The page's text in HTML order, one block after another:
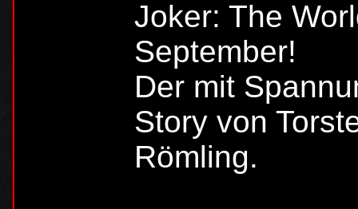
Joker: The
September!
Der mit
Story von
Römling.